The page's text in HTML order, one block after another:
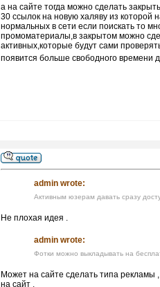
а на сайте тогда можно сделать
30 ссылок на новую халяву из которой
нормальных в сети если поискать то
промоматериалы,в закрытом можно
активных,которые будут сами
появится больше свободного
admin wrote:
Активным юзерам давать сразу
Не плохая идея .
admin wrote:
Фотки можно выкладывать на
Может на сайте сделать типа
на сайт .